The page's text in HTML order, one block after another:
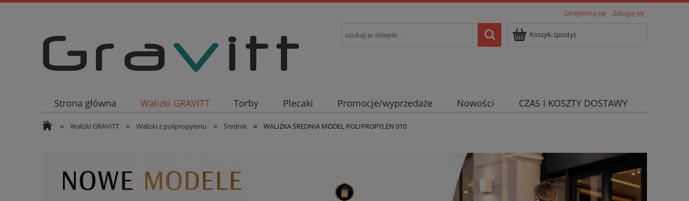
Zarejestruj się Zaloguj się
Koszyk:(pusty)
Strona główna Walizki GRAVITT Torby Plecaki Promocje/wyprzedaże Nowości CZAS I KOSZTY DOSTAWY
» Walizki GRAVITT » Walizki z polipropylenu » Średnie » WALIZKA ŚREDNIA MODEL POLIPROPYLEN 010